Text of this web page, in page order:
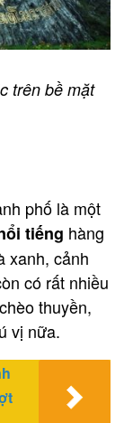
trên bề mặt
phố là một
tiếng hàng
xanh, cảnh
có rất nhiều
thuyền,
vị nữa.